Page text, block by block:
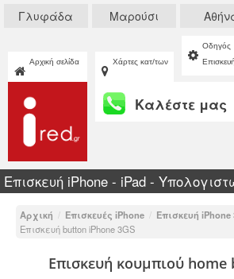
Γλυφάδα Μαρούσι
Αρχική σελίδα Χάρτες κατ/των
Οδηγός
Καλέστε μας
Επισκευή iPhone - iPad -
Αρχική / Επισκευές iPhone / Επισκευή iPhone
Επισκευή button iPhone 3GS
Επισκευή κουμπιού home